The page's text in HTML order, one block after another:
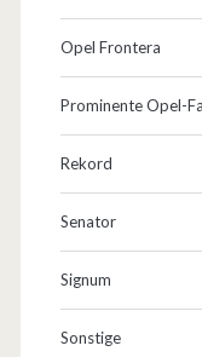
Opel Frontera
Prominente Opel-
Rekord
Senator
Signum
Sonstige